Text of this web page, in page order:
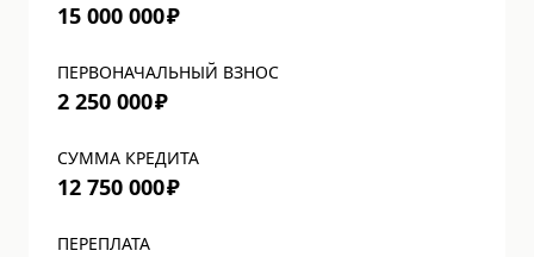
15 000 000₽
ПЕРВОНАЧАЛЬНЫЙ ВЗНОС
2 250 000₽
СУММА КРЕДИТА
12 750 000₽
ПЕРЕПЛАТА